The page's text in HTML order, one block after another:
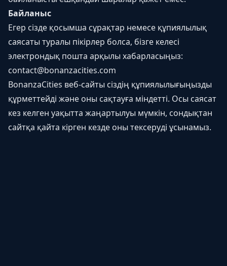
Байланыс
Егер сізде қосымша сұрақтар немесе құпиялылық
саясаты туралы пікірлер болса, бізге келесі
электрондық пошта арқылы хабарласыңыз:
contact@bonanzacities.com
BonanzaCities веб-сайты сіздің құпиялылығыңызды
құрметтейді және оны сақтауға міндетті. Осы саясат
кез келген уақытта жаңартылуы мүмкін, сондықтан
сайтқа қайта кірген кезде оны тексеруді ұсынамыз.